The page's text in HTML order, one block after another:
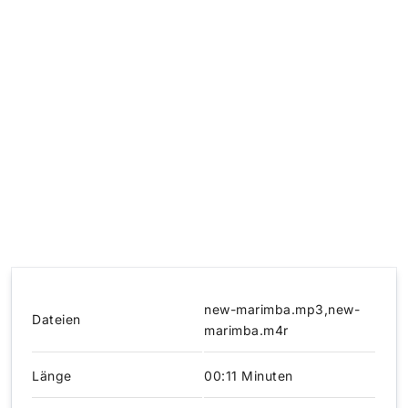
Dateien
new-marimba.mp3,new-
marimba.m4r
Länge 00:11 Minuten